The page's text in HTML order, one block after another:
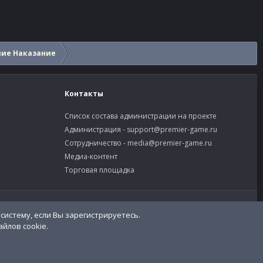
Наказание
Контакты
Список состава администрации на проекте
Администрация - support@premier-game.ru
Сотрудничество - media@premier-game.ru
Медиа-контент
Торговая площадка
и правила Политика конфиденциальности
если Вы зарегистрируетесь.
cookie.